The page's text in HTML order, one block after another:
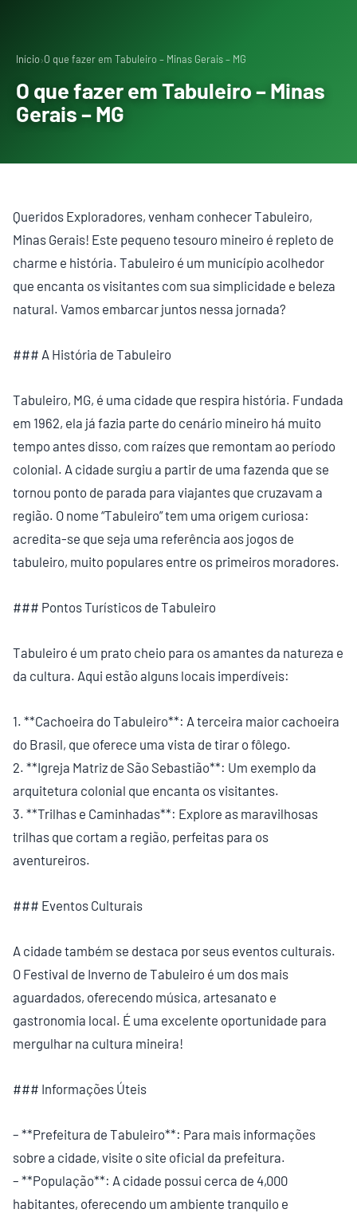
Início›O que fazer em Tabuleiro – Minas Gerais – MG
O que fazer em Tabuleiro – Minas
Gerais – MG
Queridos Exploradores, venham conhecer Tabuleiro,
Minas Gerais! Este pequeno tesouro mineiro é repleto de
charme e história. Tabuleiro é um município acolhedor
que encanta os visitantes com sua simplicidade e beleza
natural. Vamos embarcar juntos nessa jornada?
### A História de Tabuleiro
Tabuleiro, MG, é uma cidade que respira história. Fundada
em 1962, ela já fazia parte do cenário mineiro há muito
tempo antes disso, com raízes que remontam ao período
colonial. A cidade surgiu a partir de uma fazenda que se
tornou ponto de parada para viajantes que cruzavam a
região. O nome “Tabuleiro” tem uma origem curiosa:
acredita-se que seja uma referência aos jogos de
tabuleiro, muito populares entre os primeiros moradores.
### Pontos Turísticos de Tabuleiro
Tabuleiro é um prato cheio para os amantes da natureza e
da cultura. Aqui estão alguns locais imperdíveis:
1. **Cachoeira do Tabuleiro**: A terceira maior cachoeira
do Brasil, que oferece uma vista de tirar o fôlego.
2. **Igreja Matriz de São Sebastião**: Um exemplo da
arquitetura colonial que encanta os visitantes.
3. **Trilhas e Caminhadas**: Explore as maravilhosas
trilhas que cortam a região, perfeitas para os
aventureiros.
### Eventos Culturais
A cidade também se destaca por seus eventos culturais.
O Festival de Inverno de Tabuleiro é um dos mais
aguardados, oferecendo música, artesanato e
gastronomia local. É uma excelente oportunidade para
mergulhar na cultura mineira!
### Informações Úteis
– **Prefeitura de Tabuleiro**: Para mais informações
sobre a cidade, visite o site oficial da prefeitura.
– **População**: A cidade possui cerca de 4,000
habitantes, oferecendo um ambiente tranquilo e